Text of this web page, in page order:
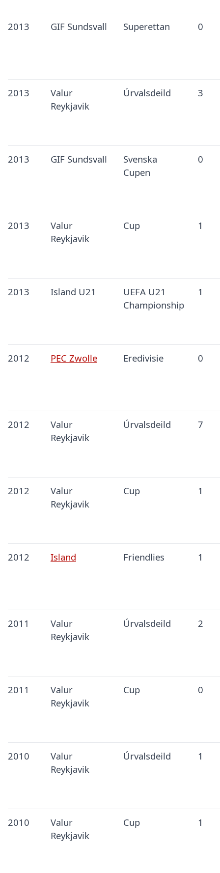
2013 GIF Sundsvall Superettan 0
2013
Valur
Reykjavik
Úrvalsdeild 3
2013 GIF Sundsvall
Svenska
Cupen
0
2013
Valur
Reykjavik
Cup 1
2013 Island U21
UEFA U21
Championship
1
2012 PEC Zwolle Eredivisie 0
2012
Valur
Reykjavik
Úrvalsdeild 7
2012
Valur
Reykjavik
Cup 1
2012 Island Friendlies 1
2011
Valur
Reykjavik
Úrvalsdeild 2
2011
Valur
Reykjavik
Cup 0
2010
Valur
Reykjavik
Úrvalsdeild 1
2010
Valur
Reykjavik
Cup 1